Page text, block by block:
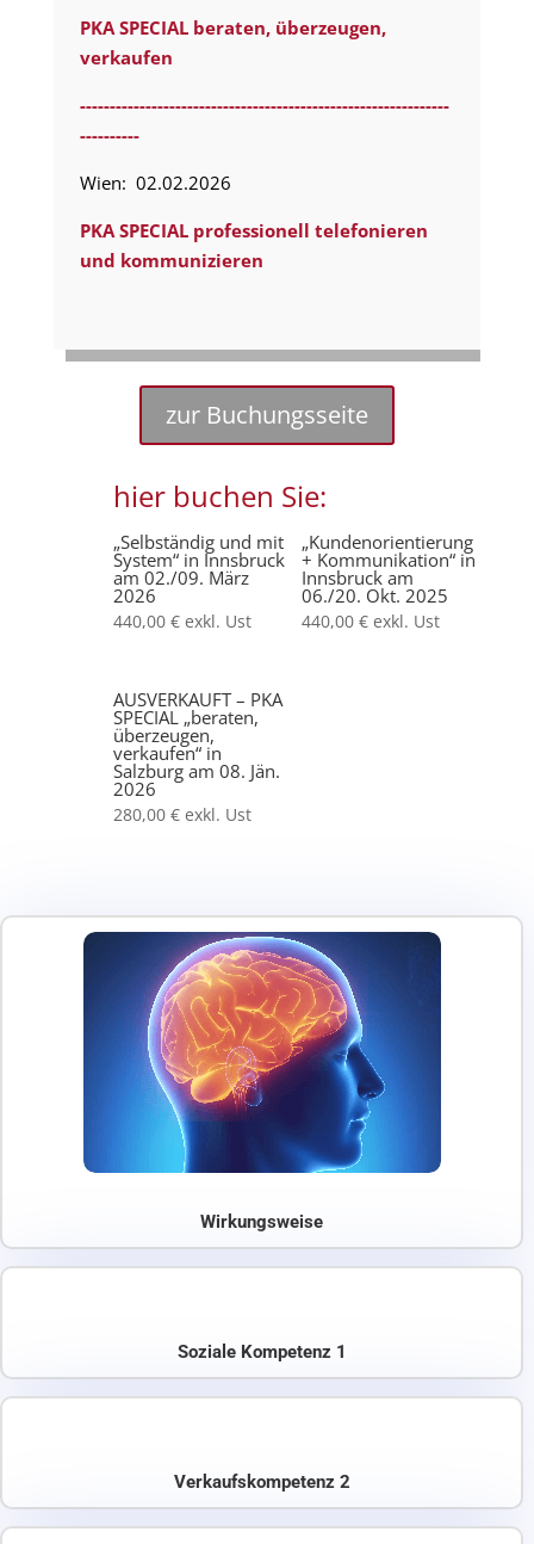
PKA SPECIAL beraten, überzeugen,
verkaufen
--------------------------------------------------------------
----------
Wien: 02.02.2026
PKA SPECIAL professionell telefonieren
und kommunizieren
zur Buchungsseite
hier buchen Sie:
„Selbständig und mit
System“ in Innsbruck
am 02./09. März
2026
440,00 € exkl. Ust
„Kundenorientierung
+ Kommunikation“ in
Innsbruck am
06./20. Okt. 2025
440,00€ exkl. Ust
AUSVERKAUFT – PKA
SPECIAL „beraten,
überzeugen,
verkaufen“ in
Salzburg am 08. Jän.
2026
280,00 € exkl. Ust
Wirkungsweise
Soziale Kompetenz 1
Verkaufskompetenz 2